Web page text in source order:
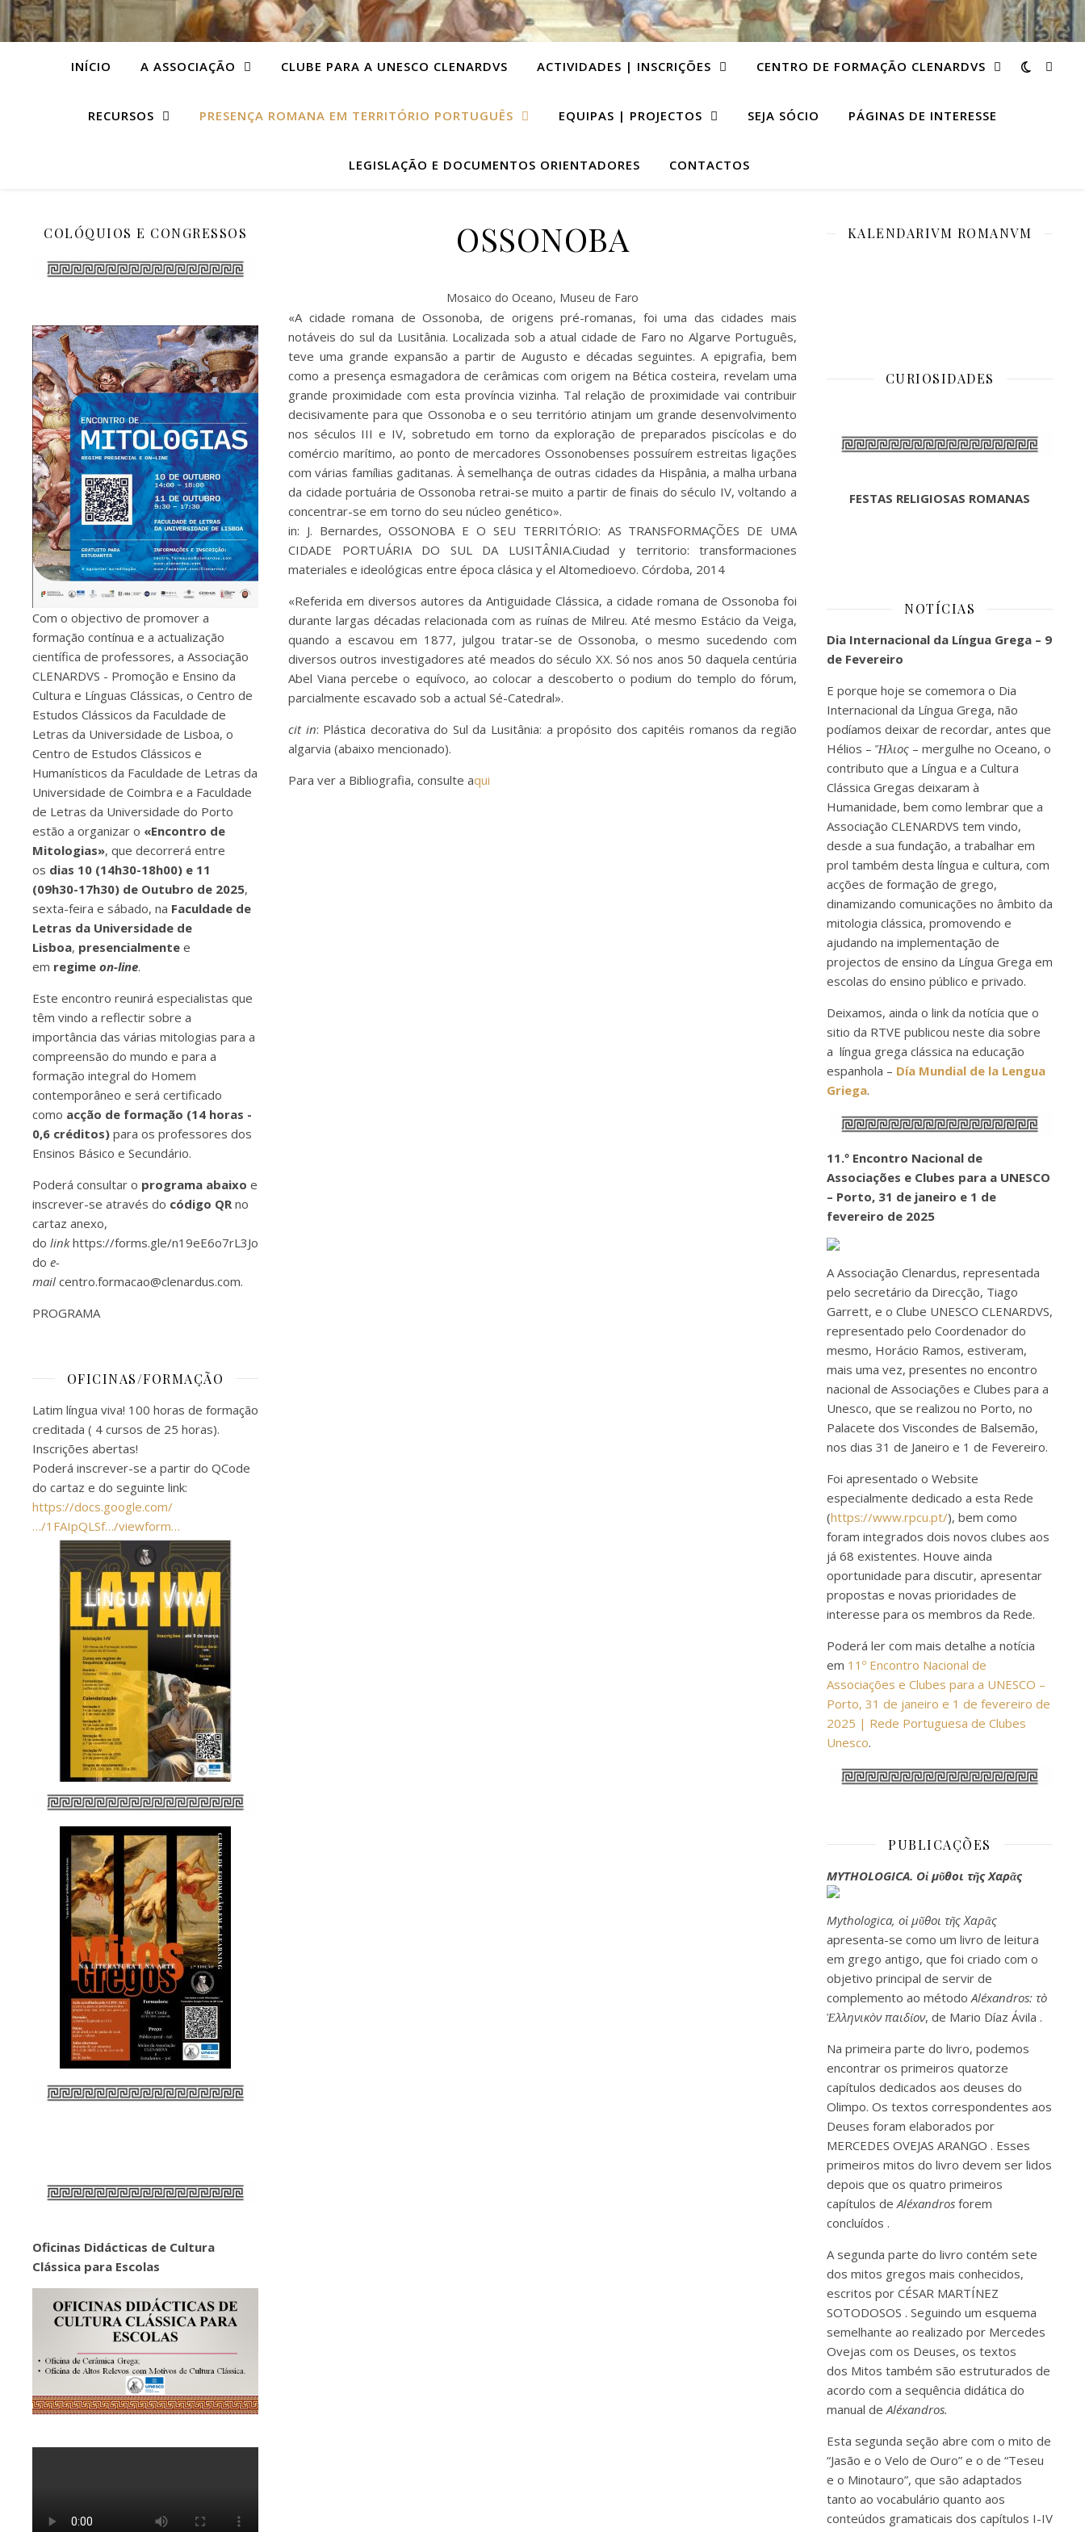
INÍCIO A ASSOCIAÇÃO CLUBE PARA A UNESCO CLENARDVS ACTIVIDADES | INSCRIÇÕES CENTRO DE FORMAÇÃO CLENARDVS
RECURSOS PRESENÇA ROMANA EM TERRITÓRIO PORTUGUÊS EQUIPAS | PROJECTOS SEJA SÓCIO PÁGINAS DE INTERESSE
LEGISLAÇÃO E DOCUMENTOS ORIENTADORES CONTACTOS
COLÓQUIOS E CONGRESSOS
Com o objectivo de promover a
formação contínua e a actualização
científica de professores, a Associação
CLENARDVS - Promoção e Ensino da
Cultura e Línguas Clássicas, o Centro de
Estudos Clássicos da Faculdade de
Letras da Universidade de Lisboa, o
Centro de Estudos Clássicos e
Humanísticos da Faculdade de Letras da
Universidade de Coimbra e a Faculdade
de Letras da Universidade do Porto
estão a organizar o «Encontro de
Mitologias», que decorrerá entre
os dias 10 (14h30-18h00) e 11
(09h30-17h30) de Outubro de 2025,
sexta-feira e sábado, na Faculdade de
Letras da Universidade de
Lisboa, presencialmente e
em regime on-line.
Este encontro reunirá especialistas que
têm vindo a reflectir sobre a
importância das várias mitologias para a
compreensão do mundo e para a
formação integral do Homem
contemporâneo e será certificado
como acção de formação (14 horas -
0,6 créditos) para os professores dos
Ensinos Básico e Secundário.
Poderá consultar o programa abaixo e
inscrever-se através do código QR no
cartaz anexo,
do linkhttps://forms.gle/n19eE6o7rL3JoQCk7
do e-
mail centro.formacao@clenardus.com.
PROGRAMA
OFICINAS/FORMAÇÃO
Latim língua viva! 100 horas de formação
creditada ( 4 cursos de 25 horas).
Inscrições abertas!
Poderá inscrever-se a partir do QCode
do cartaz e do seguinte link:
https://docs.google.com/
…/1FAIpQLSf…/viewform…
Oficinas Didácticas de Cultura
Clássica para Escolas
OSSONOBA
Mosaico do Oceano, Museu de Faro
«A cidade romana de Ossonoba, de origens pré-romanas, foi uma das cidades mais
notáveis do sul da Lusitânia. Localizada sob a atual cidade de Faro no Algarve Português,
teve uma grande expansão a partir de Augusto e décadas seguintes. A epigrafia, bem
como a presença esmagadora de cerâmicas com origem na Bética costeira, revelam uma
grande proximidade com esta província vizinha. Tal relação de proximidade vai contribuir
decisivamente para que Ossonoba e o seu território atinjam um grande desenvolvimento
nos séculos III e IV, sobretudo em torno da exploração de preparados piscícolas e do
comércio marítimo, ao ponto de mercadores Ossonobenses possuírem estreitas ligações
com várias famílias gaditanas. À semelhança de outras cidades da Hispânia, a malha urbana
da cidade portuária de Ossonoba retrai-se muito a partir de finais do século IV, voltando a
concentrar-se em torno do seu núcleo genético».
in: J. Bernardes, OSSONOBA E O SEU TERRITÓRIO: AS TRANSFORMAÇÕES DE UMA
CIDADE PORTUÁRIA DO SUL DA LUSITÂNIA.Ciudad y territorio: transformaciones
materiales e ideológicas entre época clásica y el Altomedioevo. Córdoba, 2014
«Referida em diversos autores da Antiguidade Clássica, a cidade romana de Ossonoba foi
durante largas décadas relacionada com as ruínas de Milreu. Até mesmo Estácio da Veiga,
quando a escavou em 1877, julgou tratar-se de Ossonoba, o mesmo sucedendo com
diversos outros investigadores até meados do século XX. Só nos anos 50 daquela centúria
Abel Viana percebe o equívoco, ao colocar a descoberto o podium do templo do fórum,
parcialmente escavado sob a actual Sé-Catedral».
cit in: Plástica decorativa do Sul da Lusitânia: a propósito dos capitéis romanos da região
algarvia (abaixo mencionado).
Para ver a Bibliografia, consulte aqui
KALENDARIVM ROMANVM
CURIOSIDADES
FESTAS RELIGIOSAS ROMANAS
NOTÍCIAS
Dia Internacional da Língua Grega – 9
de Fevereiro
E porque hoje se comemora o Dia
Internacional da Língua Grega, não
podíamos deixar de recordar, antes que
Hélios – Ἥλιος – mergulhe no Oceano, o
contributo que a Língua e a Cultura
Clássica Gregas deixaram à
Humanidade, bem como lembrar que a
Associação CLENARDVS tem vindo,
desde a sua fundação, a trabalhar em
prol também desta língua e cultura, com
acções de formação de grego,
dinamizando comunicações no âmbito da
mitologia clássica, promovendo e
ajudando na implementação de
projectos de ensino da Língua Grega em
escolas do ensino público e privado.
Deixamos, ainda o link da notícia que o
sitio da RTVE publicou neste dia sobre
a língua grega clássica na educação
espanhola – Día Mundial de la Lengua
Griega.
11.º Encontro Nacional de
Associações e Clubes para a UNESCO
– Porto, 31 de janeiro e 1 de
fevereiro de 2025
A Associação Clenardus, representada
pelo secretário da Direcção, Tiago
Garrett, e o Clube UNESCO CLENARDVS,
representado pelo Coordenador do
mesmo, Horácio Ramos, estiveram,
mais uma vez, presentes no encontro
nacional de Associações e Clubes para a
Unesco, que se realizou no Porto, no
Palacete dos Viscondes de Balsemão,
nos dias 31 de Janeiro e 1 de Fevereiro.
Foi apresentado o Website
especialmente dedicado a esta Rede
(https://www.rpcu.pt/), bem como
foram integrados dois novos clubes aos
já 68 existentes. Houve ainda
oportunidade para discutir, apresentar
propostas e novas prioridades de
interesse para os membros da Rede.
Poderá ler com mais detalhe a notícia
em 11º Encontro Nacional de
Associações e Clubes para a UNESCO –
Porto, 31 de janeiro e 1 de fevereiro de
2025 | Rede Portuguesa de Clubes
Unesco.
PUBLICAÇÕES
MYTHOLOGICA. Οἱ μῦθοι τῆς Χαρᾶς
Mythologica, οἱ μῦθοι τῆς Χαρᾶς
apresenta-se como um livro de leitura
em grego antigo, que foi criado com o
objetivo principal de servir de
complemento ao método Aléxandros: τò
Ἑλληνικòν παιδίον, de Mario Díaz Ávila .
Na primeira parte do livro, podemos
encontrar os primeiros quatorze
capítulos dedicados aos deuses do
Olimpo. Os textos correspondentes aos
Deuses foram elaborados por
MERCEDES OVEJAS ARANGO . Esses
primeiros mitos do livro devem ser lidos
depois que os quatro primeiros
capítulos de Aléxandros forem
concluídos .
A segunda parte do livro contém sete
dos mitos gregos mais conhecidos,
escritos por CÉSAR MARTÍNEZ
SOTODOSOS . Seguindo um esquema
semelhante ao realizado por Mercedes
Ovejas com os Deuses, os textos
dos Mitos também são estruturados de
acordo com a sequência didática do
manual de Aléxandros.
Esta segunda seção abre com o mito de
“Jasão e o Velo de Ouro” e o de “Teseu
e o Minotauro”, que são adaptados
tanto ao vocabulário quanto aos
conteúdos gramaticais dos capítulos I-IV